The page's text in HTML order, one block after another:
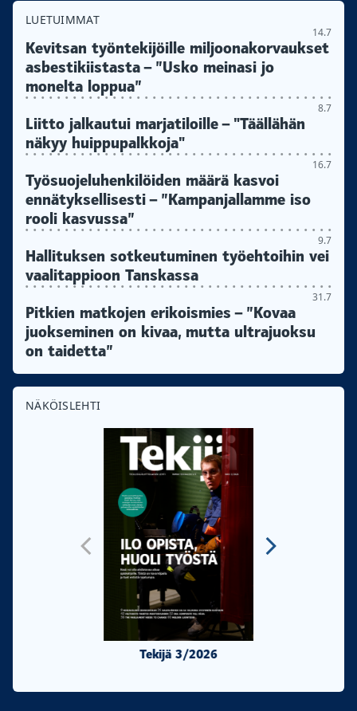
LUETUIMMAT
14.7
Kevitsan työntekijöille miljoonakorvaukset
asbestikiistasta – ”Usko meinasi jo
monelta loppua”
8.7
Liitto jalkautui marjatiloille – "Täällähän
näkyy huippupalkkoja"
16.7
Työsuojeluhenkilöiden määrä kasvoi
ennätyksellisesti – ”Kampanjallamme iso
rooli kasvussa”
9.7
Hallituksen sotkeutuminen työehtoihin vei
vaalitappioon Tanskassa
31.7
Pitkien matkojen erikoismies – ”Kovaa
juokseminen on kivaa, mutta ultrajuoksu
on taidetta”
NÄKÖISLEHTI
Tekijä 3/2026